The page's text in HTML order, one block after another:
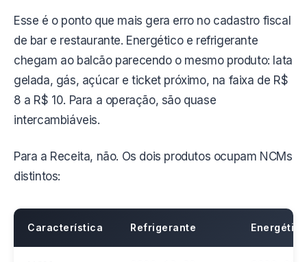
Esse é o ponto que mais gera erro no cadastro fiscal
de bar e restaurante. Energético e refrigerante
chegam ao balcão parecendo o mesmo produto: lata
gelada, gás, açúcar e ticket próximo, na faixa de R$
8 a R$ 10. Para a operação, são quase
intercambiáveis.
Para a Receita, não. Os dois produtos ocupam NCMs
distintos:
Característica Refrigerante Energético